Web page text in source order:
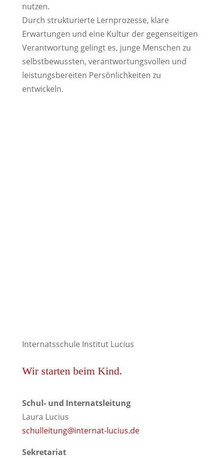
nutzen.
Durch strukturierte Lernprozesse, klare
Erwartungen und eine Kultur der gegenseitigen
Verantwortung gelingt es, junge Menschen zu
selbstbewussten, verantwortungsvollen und
leistungsbereiten Persönlichkeiten zu
entwickeln.
Internatsschule Institut Lucius
Wir starten beim Kind.
Schul- und Internatsleitung
Laura Lucius
schulleitung@internat-lucius.de
Sekretariat